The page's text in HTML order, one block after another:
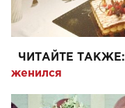
ЧИТАЙТЕ ТАКЖЕ:
женился